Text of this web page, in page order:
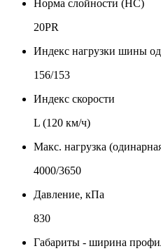
Норма слойности (НС)
20PR
Индекс нагрузки шины
156/153
Индекс скорости
L (120 км/ч)
Макс. нагрузка
4000/3650
Давление, кПа
830
Габариты - ширина